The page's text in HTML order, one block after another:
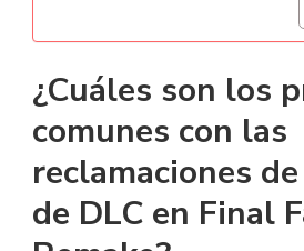
¿Cuáles son los
comunes con las
reclamaciones
de DLC en Final